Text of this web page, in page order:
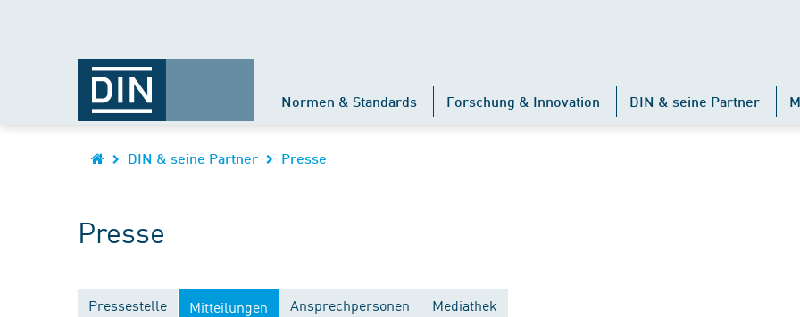
Normen & Standards Forschung & Innovation DIN & seine Partner
DIN & seine Partner Presse
Presse
Pressestelle Mitteilungen Ansprechpersonen Mediathek